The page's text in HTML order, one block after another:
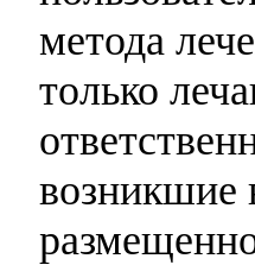
метода
только
возникшие